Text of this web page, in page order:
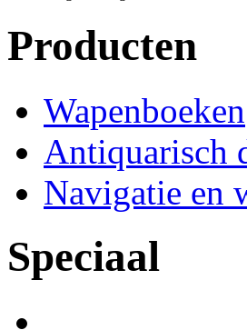
Producten
Wapenboeken
Antiquarisch
Navigatie en
Speciaal